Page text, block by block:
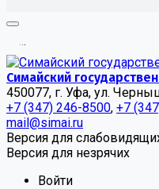
...
Симайский
450077, г. Уфа, ул.
+7 (347) 246-8500, +7
mail@simai.ru
Версия для
Версия для незрячих
Войти